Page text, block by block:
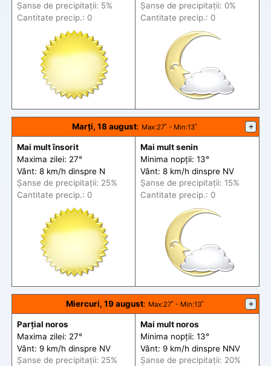
Șanse de precipitații: 5%
Cantitate precip.: 0
Șanse de precipitații: 0%
Cantitate precip.: 0
Marți, 18 august: Max:27˚ - Min:13˚ +
Mai mult însorit
Maxima zilei: 27°
Vânt: 8 km/h dinspre N
Șanse de precipitații: 25%
Cantitate precip.: 0
Mai mult senin
Minima nopții: 13°
Vânt: 8 km/h dinspre NV
Șanse de precipitații: 15%
Cantitate precip.: 0
Miercuri, 19 august: Max:27˚ - Min:13˚ +
Parțial noros
Maxima zilei: 27°
Vânt: 9 km/h dinspre NV
Șanse de precipitații: 25%
Mai mult noros
Minima nopții: 13°
Vânt: 9 km/h dinspre NNV
Șanse de precipitații: 20%